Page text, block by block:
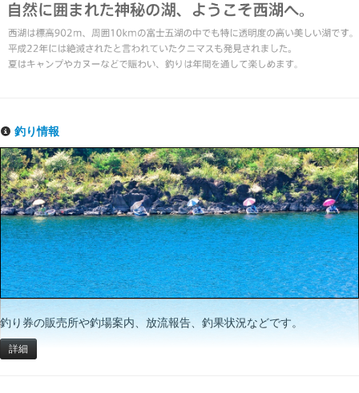
釣り情報
釣り券の販売所や釣場案内、放流報告、釣果状況などです。
詳細